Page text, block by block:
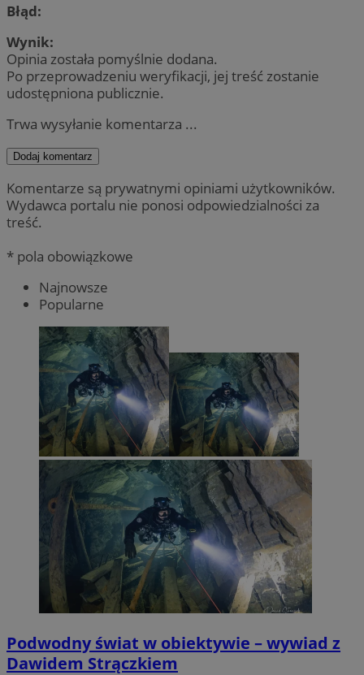
Błąd:
Wynik:
Opinia została pomyślnie dodana.
Po przeprowadzeniu weryfikacji, jej treść zostanie
udostępniona publicznie.
Trwa wysyłanie komentarza ...
Dodaj komentarz
Komentarze są prywatnymi opiniami użytkowników.
Wydawca portalu nie ponosi odpowiedzialności za
treść.
* pola obowiązkowe
Najnowsze
Popularne
Podwodny świat w obiektywie – wywiad z
Dawidem Strączkiem